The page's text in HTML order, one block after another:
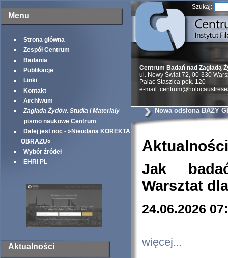
Menu
Strona główna
Zespół Centrum
Badania
Publikacje
Linki
Kontakt
Archiwum
Zagłada Żydów. Studia i Materiały
pismo naukowe Centrum
Dalej jest noc - »Nieudana KOREKTA
OBRAZU«
Wybór źródeł
EHRI PL
Aktualności
Szukaj:
Centrum Badań nad Zagładą
ul. Nowy Świat 72, 00-330
Palac Staszica pok. 120
e-mail:
Nowa odsłona BAZY
Aktualności
Jak
Warsztat
24.06.2026
więcej...